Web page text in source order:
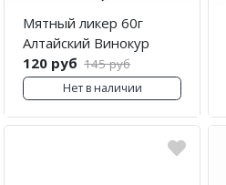
Мятный ликер 60г
Алтайский Винокур
120 руб 145 руб
Нет в наличии